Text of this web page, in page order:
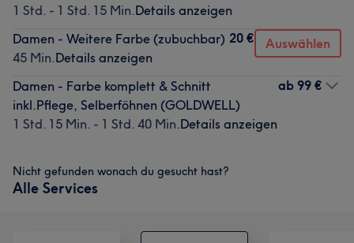
1 Std. - 1 Std. 15 Min.Details anzeigen
Damen - Weitere Farbe (zubuchbar)
45 Min.Details anzeigen
20 € Auswählen
Damen - Farbe komplett & Schnitt
inkl.Pflege, Selberföhnen (GOLDWELL)
1 Std. 15 Min. - 1 Std. 40 Min.Details anzeigen
ab 99 €
Nicht gefunden wonach du gesucht hast?
Alle Services